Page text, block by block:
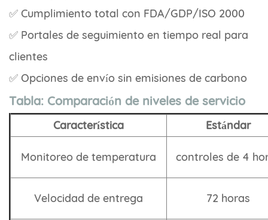
✅ Cumplimiento total con FDA/GDP/ISO 2000
✅ Portales de seguimiento en tiempo real para
clientes
✅ Opciones de envío sin emisiones de carbono
Tabla: Comparación de niveles de servicio
Característica Estándar
Monitoreo de temperatura controles de 4
Velocidad de entrega 72 horas